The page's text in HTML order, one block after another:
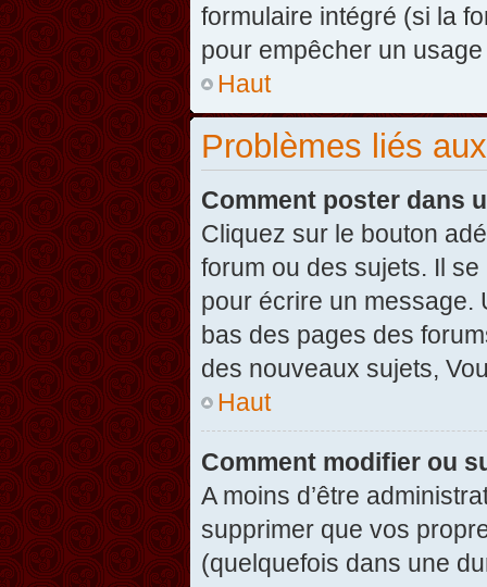
formulaire intégré (si la
pour empêcher un
Haut
Problèmes liés
Comment poster dans
Cliquez sur le bouton
forum ou des sujets. Il
pour écrire un message.
bas des pages des
des nouveaux sujets,
Haut
Comment modifier ou
A moins d’être
supprimer que vos
(quelquefois dans une